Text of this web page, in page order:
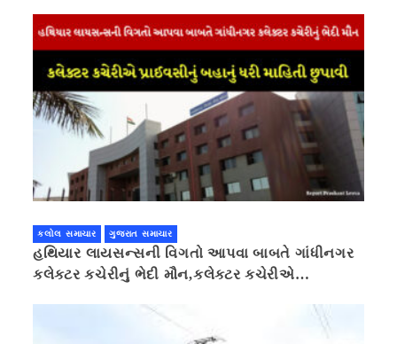
કલોલ સમાચાર ગુજરાત સમાચાર
હથિયાર લાયસન્સની વિગતો આપવા બાબતે ગાંધીનગર
કલેક્ટર કચેરીનું ભેદી મૌન,કલેક્ટર કચેરીએ